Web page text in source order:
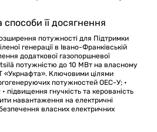
її досягнення
потужності для Підтримки
генерації в Івано-Франківській
додаткової газопоршневої
потужністю до 10 МВт на власному
«Укрнафта». Ключовими цілями
потужностей ОЕС-У; •
підвищення гнучкість та керованість
навантаження на електричні
власних електричних